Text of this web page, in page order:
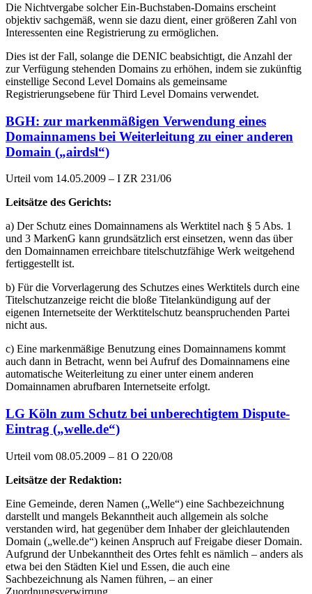
Die Nichtvergabe solcher Ein-Buchstaben-Domains erscheint
objektiv sachgemäß, wenn sie dazu dient, einer größeren Zahl von
Interessenten eine Registrierung zu ermöglichen.
Dies ist der Fall, solange die DENIC beabsichtigt, die Anzahl der
zur Verfügung stehenden Domains zu erhöhen, indem sie zukünftig
einstellige Second Level Domains als gemeinsame
Registrierungsebene für Third Level Domains verwendet.
BGH: zur markenmäßigen Verwendung eines
Domainnamens bei Weiterleitung zu einer anderen
Domain („airdsl“)
Urteil vom 14.05.2009 – I ZR 231/06
Leitsätze des Gerichts:
a) Der Schutz eines Domainnamens als Werktitel nach § 5 Abs. 1
und 3 MarkenG kann grundsätzlich erst einsetzen, wenn das über
den Domainnamen erreichbare titelschutzfähige Werk weitgehend
fertiggestellt ist.
b) Für die Vorverlagerung des Schutzes eines Werktitels durch eine
Titelschutzanzeige reicht die bloße Titelankündigung auf der
eigenen Internetseite der Werktitelschutz beanspruchenden Partei
nicht aus.
c) Eine markenmäßige Benutzung eines Domainnamens kommt
auch dann in Betracht, wenn bei Aufruf des Domainnamens eine
automatische Weiterleitung zu einer unter einem anderen
Domainnamen abrufbaren Internetseite erfolgt.
LG Köln zum Schutz bei unberechtigtem Dispute-
Eintrag („welle.de“)
Urteil vom 08.05.2009 – 81 O 220/08
Leitsätze der Redaktion:
Eine Gemeinde, deren Namen („Welle“) eine Sachbezeichnung
darstellt und mangels Bekanntheit auch allgemein als solche
verstanden wird, hat gegenüber dem Inhaber der gleichlautenden
Domain („welle.de“) keinen Anspruch auf Freigabe dieser Domain.
Aufgrund der Unbekanntheit des Ortes fehlt es nämlich – anders als
etwa bei den Städten Kiel und Essen, die auch eine
Sachbezeichnung als Namen führen, – an einer
Zuordnungsverwirrung.